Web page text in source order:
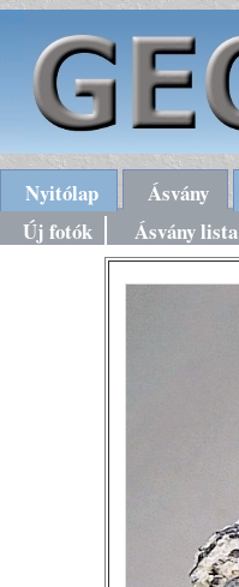
Nyitólap Ásvány
Új fotók
Ásvány lista